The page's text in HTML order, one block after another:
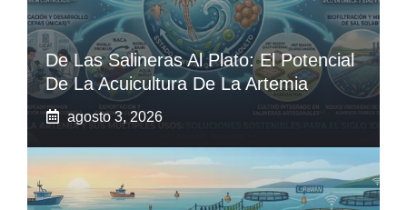
De Las Salineras Al Plato: El Potencial
De La Acuicultura De La Artemia
agosto 3, 2026